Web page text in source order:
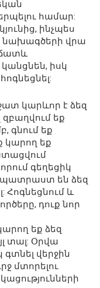
համար:
ինչպես
վրա
կանցնեն, իսկ
կարևոր է ձեզ
զբաղվում եք
գնում եք
կարող եք
գեղեցիկ
պատրաստ են ձեզ
Հոգնեցնում և
դուք նոր
եք ձեզ
տալ: Օրվա
վերջին
մտորելու